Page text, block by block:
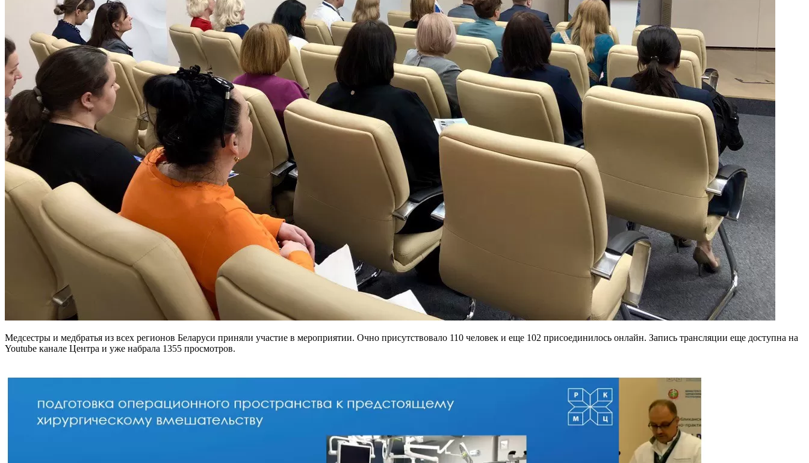
Медсестры и медбратья из всех регионов Беларуси приняли участие в мероприятии. Очно присутствовало 110 человек и еще 102 присоединилось онлайн. Запись трансляции еще доступна на
Youtube канале Центра и уже набрала 1355 просмотров.